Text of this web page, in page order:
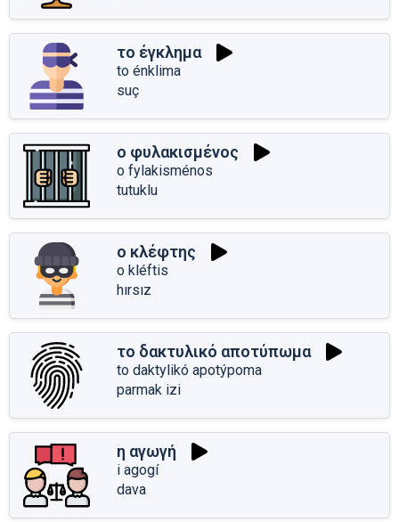
το έγκλημα
to énklima
suç
ο φυλακισμένος
o fylakisménos
tutuklu
ο κλέφτης
o kléftis
hırsız
το δακτυλικό αποτύπωμα
to daktylikó apotýpoma
parmak izi
η αγωγή
i agogí
dava